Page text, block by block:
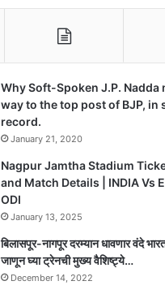
Why Soft-Spoken J.P. Nadda
way to the top post of BJP, in
record.
January 21, 2020
Nagpur Jamtha Stadium
and Match Details | INDIA Vs
ODI
January 13, 2025
बिलासपूर-नागपूर दरम्यान धावणार वंदे
जाणून घ्या ट्रेनची मुख्य वैशिष्ट्ये…
December 14, 2022